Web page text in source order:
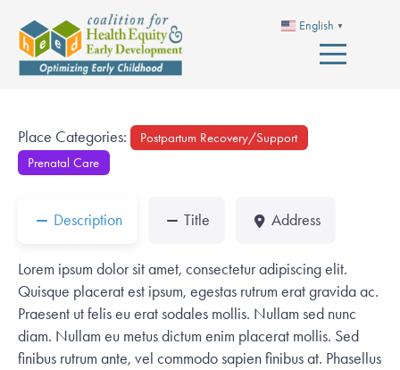
English ▼
Place Categories:
Postpartum Recovery/Support
Prenatal Care
Description Title Address
Lorem ipsum dolor sit amet, consectetur adipiscing elit.
Quisque placerat est ipsum, egestas rutrum erat gravida ac.
Praesent ut felis eu erat sodales mollis. Nullam sed nunc
diam. Nullam eu metus dictum enim placerat mollis. Sed
finibus rutrum ante, vel commodo sapien finibus at. Phasellus